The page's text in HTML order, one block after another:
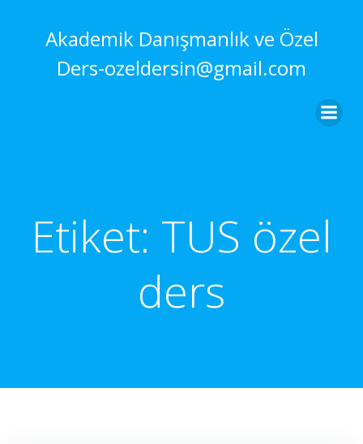
Akademik Danışmanlık ve Özel
Ders-ozeldersin@gmail.com
Etiket: TUS özel
ders